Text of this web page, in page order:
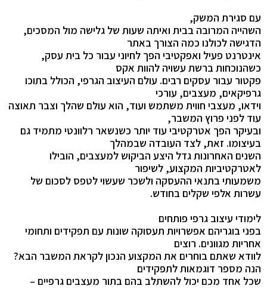
עם סגירת המשק,
השהייה המרובה בבית ואיתה שעות של גלישה מול המסכים,
הדגישה לכולנו כמה הצורך באתר
אינטרנט פעיל ואפקטיבי הפך לחיוני עבור כל בית עסק,
כשהנוכחות ברשת עשויה להוות אקס
פקטור עבור עסקים רבים. עולם העיצוב הגרפי, הכולל בתוכו
גרפיקאים, מעצבים, עורכי
וידאו, מעצבי חווית משתמש ועוד, הוא עולם שהלך וצבר תאוצה
עוד לפני פרוץ המשבר,
ובעיקר הפך אטרקטיבי עוד יותר כשנשאר רלוונטי מתמיד גם
בעיצומו. זאת, לצד העובדה שבמהלך
השנים האחרונות גדל היצע הביקוש למעצבים, הובילו
לאטרקטיביות המקצוע, לשיפור
משמעותי בתנאי ההעסקה ולשכר שעשוי לטפס לסכום של
עשרות אלפי שקלים בחודש.
לימודי עיצוב גרפי פותחים
בפני בוגריהם אפשרויות תעסוקה שונות עם תפקידים ותחומי
אחריות מגוונים. רוצים
לוודא שאתם בוחרים את המקצוע הנכון לקראת המשבר הבא?
הנה מספר דוגמאות לתפקידים
שכל אחד מכם יכול להשתלב בהם בתור מעצבים גרפיים –